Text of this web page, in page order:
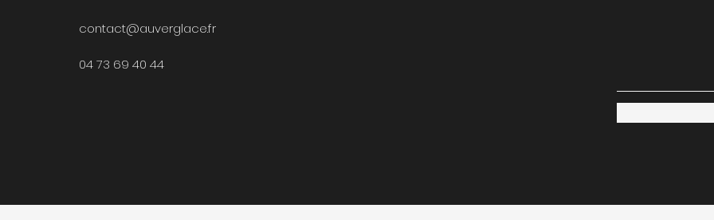
contact@auverglace.fr
04 73 69 40 44